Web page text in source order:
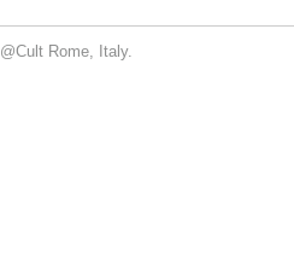
@Cult Rome, Italy.